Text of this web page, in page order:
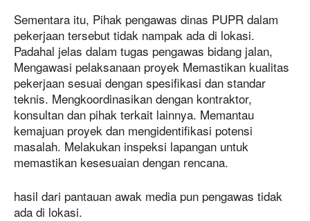
Sementara itu, Pihak pengawas dinas PUPR dalam
pekerjaan tersebut tidak nampak ada di lokasi.
Padahal jelas dalam tugas pengawas bidang jalan,
Mengawasi pelaksanaan proyek Memastikan kualitas
pekerjaan sesuai dengan spesifikasi dan standar
teknis. Mengkoordinasikan dengan kontraktor,
konsultan dan pihak terkait lainnya. Memantau
kemajuan proyek dan mengidentifikasi potensi
masalah. Melakukan inspeksi lapangan untuk
memastikan kesesuaian dengan rencana.
hasil dari pantauan awak media pun pengawas tidak
ada di lokasi.